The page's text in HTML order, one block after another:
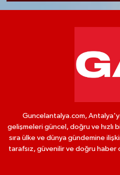
Guncelantalya.com,
gelişmeleri güncel, doğru ve hızlı
sıra ülke ve dünya gündemine
tarafsız, güvenilir ve doğru